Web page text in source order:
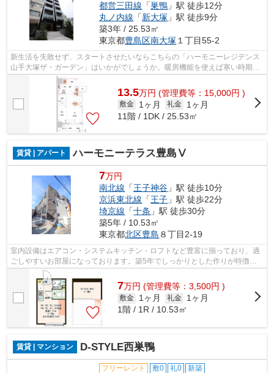
都営三田線 「巣鴨 」駅 徒歩12分
丸ノ内線 「新大塚 」駅 徒歩9分
築3年 / 25.53㎡
東京都豊島区南大塚 １丁目55-2
新生活を失敗せず、スタートさせたいならこちらの「ハーモニーレジデンス
山手大塚ザ・ガーデン」はいかがでしょうか。暖房機能を使えば寒い時期の
室温差を抑えてヒートショックを防ぐ...
13.5万円 (管理費等：15,000円 )
敷金 1ヶ月 礼金
1ヶ月
11階 / 1DK / 25.53㎡
賃貸 | アパート ハーモニーテラス豊島Ⅴ
7万円
南北線 「王子神谷 」駅 徒歩10分
京浜東北線 「王子 」駅 徒歩22分
埼京線 「十条 」駅 徒歩30分
築5年 / 10.53㎡
東京都北区豊島 ８丁目2-19
室内設備はエアコン・システムキッチン・ロフトなど豊富に揃っており、過
ごしやすいお部屋になっております。築5年でしっかりとした作りが特徴の
物件です。高いニーズのある、フローリ...
7万円 (管理費等：3,500円 )
敷金 1ヶ月 礼金
1ヶ月
1階 / 1R / 10.53㎡
賃貸 | マンション D-STYLE西巣鴨
フリーレント 敷0 礼0 新築